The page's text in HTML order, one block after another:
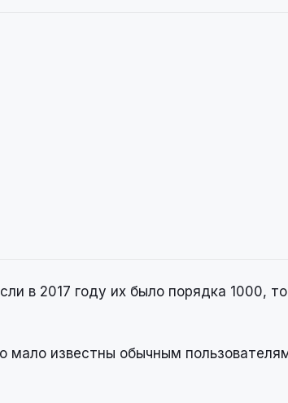
в 2017 году их было порядка 1000,
мало известны обычным